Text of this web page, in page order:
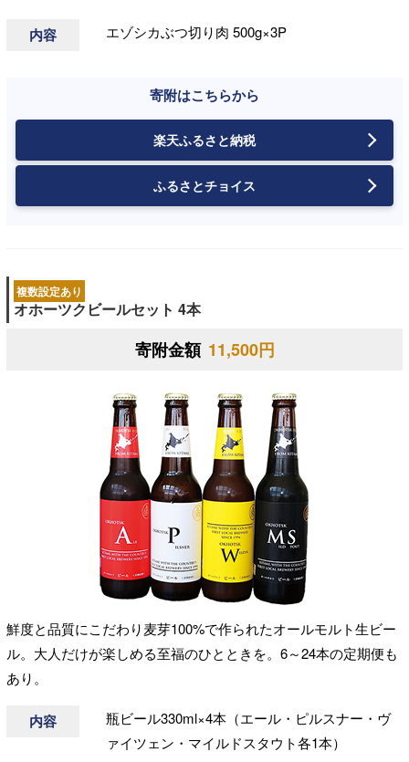
内容 エゾシカぶつ切り肉 500g×3P
寄附はこちらから
楽天ふるさと納税
ふるさとチョイス
複数設定あり
オホーツクビールセット 4本
寄附金額 11,500円
鮮度と品質にこだわり麦芽100%で作られたオールモルト生ビー
ル。大人だけが楽しめる至福のひとときを。6～24本の定期便も
あり。
内容
瓶ビール330ml×4本（エール・ピルスナー・ヴ
ァイツェン・マイルドスタウト各1本）